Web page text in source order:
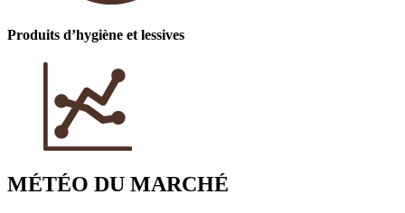
Produits d’hygiène et lessives
MÉTÉO DU MARCHÉ